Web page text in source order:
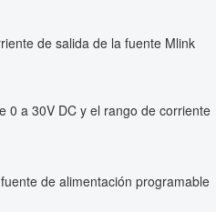
de salida de la fuente Mlink
0 a 30V DC y el rango de corriente
de alimentación programable